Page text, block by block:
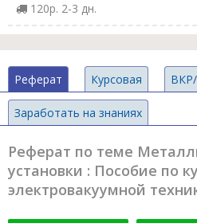
120р. 2-3 дн.
Реферат Курсовая
Заработать на знаниях
Реферат по теме
установки : Пособие по
электровакуумной